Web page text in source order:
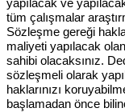
yapılacak ve
tüm çalışmalar
Sözleşme gereği
maliyeti yapılacak
sahibi olacaksınız.
sözleşmeli olarak
haklarınızı
başlamadan önce